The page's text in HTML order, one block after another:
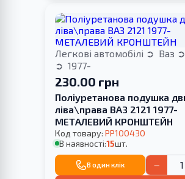
Легкові автомобілі Ваз
1977-
230.00 грн
Поліуретанова подушка
ліва\права ВАЗ 2121 1977-
МЕТАЛЕВИЙ КРОНШТЕЙН
Код товару: PP100430
В наявності:15шт.
В один клік −